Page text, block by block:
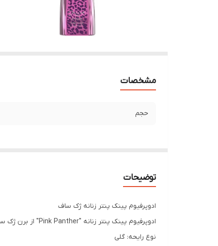
مشخصات
حجم
توضیحات
ادوپرفیوم پینک پنتر زنانه ژک ساف
ادوپرفیوم پینک پنتر زنانه "Pink Panther" از برن ژک ساف، در حجم 20 میل و مناسب استفاده روزمره خانم ها تولید شده است.
نوع رایحه: گلی